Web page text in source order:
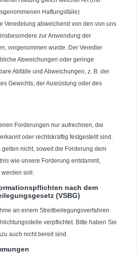
Haftungsfälle)
Veredelung abweichend von den von uns
zur Anwendung der
vorgenommen wurde. Der Veredler
Abweichungen oder geringe
Abfälle und Abweichungen, z. B. der
Gewichts, der Ausrüstung oder des
Forderungen nur aufrechnen, die
oder rechtskräftig festgestellt sind.
nicht, soweit die Forderung dem
wie unsere Forderung entstammt,
soll.
nach dem
(VSBG)
an einem Streitbeilegungsverfahren
verpflichtet. Bitte haben Sie
auch nicht bereit sind.